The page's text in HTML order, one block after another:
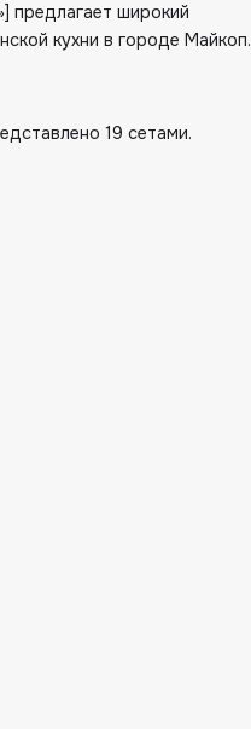
предлагает широкий
кухни в городе Майкоп.
19 сетами.